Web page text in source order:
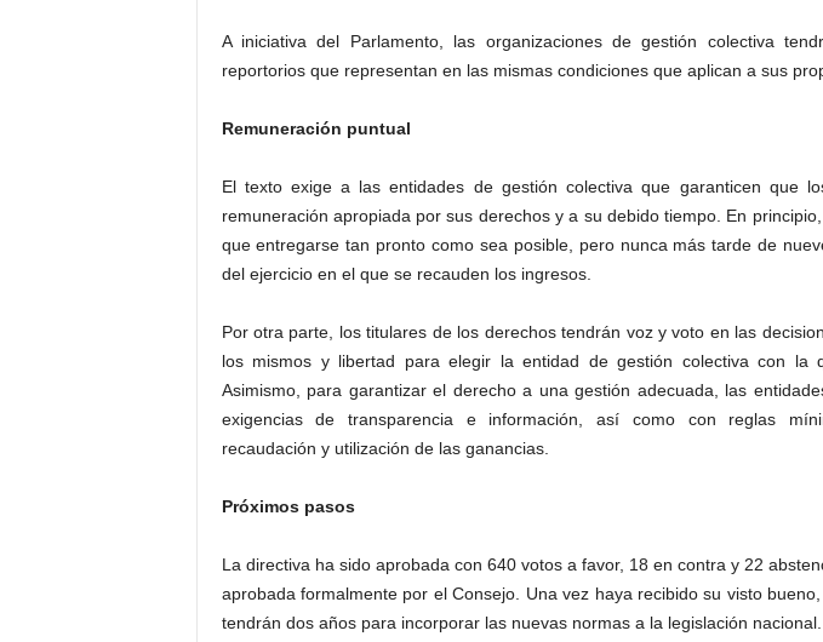
A iniciativa del Parlamento, las organizaciones de gestión colectiva
reportorios que representan en las mismas condiciones que aplican a sus
Remuneración puntual
El texto exige a las entidades de gestión colectiva que garanticen que
remuneración apropiada por sus derechos y a su debido tiempo. En
que entregarse tan pronto como sea posible, pero nunca más tarde de
del ejercicio en el que se recauden los ingresos.
Por otra parte, los titulares de los derechos tendrán voz y voto en las
los mismos y libertad para elegir la entidad de gestión colectiva con la
Asimismo, para garantizar el derecho a una gestión adecuada, las
exigencias de transparencia e información, así como con reglas
recaudación y utilización de las ganancias.
Próximos pasos
La directiva ha sido aprobada con 640 votos a favor, 18 en contra y 22
aprobada formalmente por el Consejo. Una vez haya recibido su visto
tendrán dos años para incorporar las nuevas normas a la legislación nacional.